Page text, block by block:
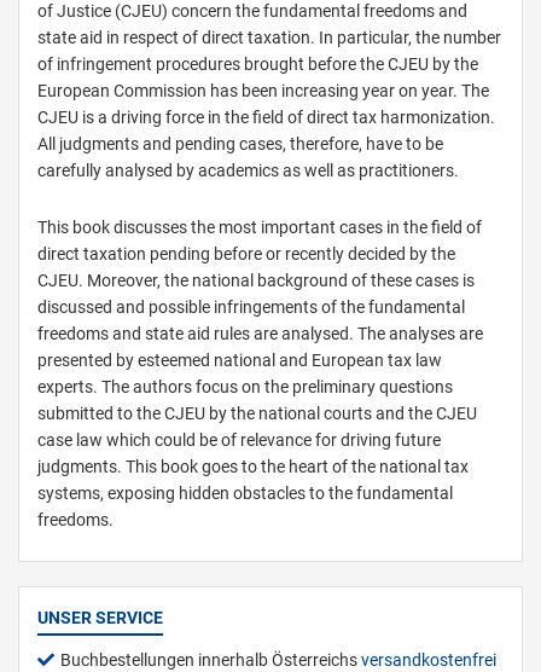
of Justice (CJEU) concern the fundamental freedoms and
state aid in respect of direct taxation. In particular, the number
of infringement procedures brought before the CJEU by the
European Commission has been increasing year on year. The
CJEU is a driving force in the field of direct tax harmonization.
All judgments and pending cases, therefore, have to be
carefully analysed by academics as well as practitioners.
This book discusses the most important cases in the field of
direct taxation pending before or recently decided by the
CJEU. Moreover, the national background of these cases is
discussed and possible infringements of the fundamental
freedoms and state aid rules are analysed. The analyses are
presented by esteemed national and European tax law
experts. The authors focus on the preliminary questions
submitted to the CJEU by the national courts and the CJEU
case law which could be of relevance for driving future
judgments. This book goes to the heart of the national tax
systems, exposing hidden obstacles to the fundamental
freedoms.
UNSER SERVICE
Buchbestellungen innerhalb Österreichsversandkostenfrei